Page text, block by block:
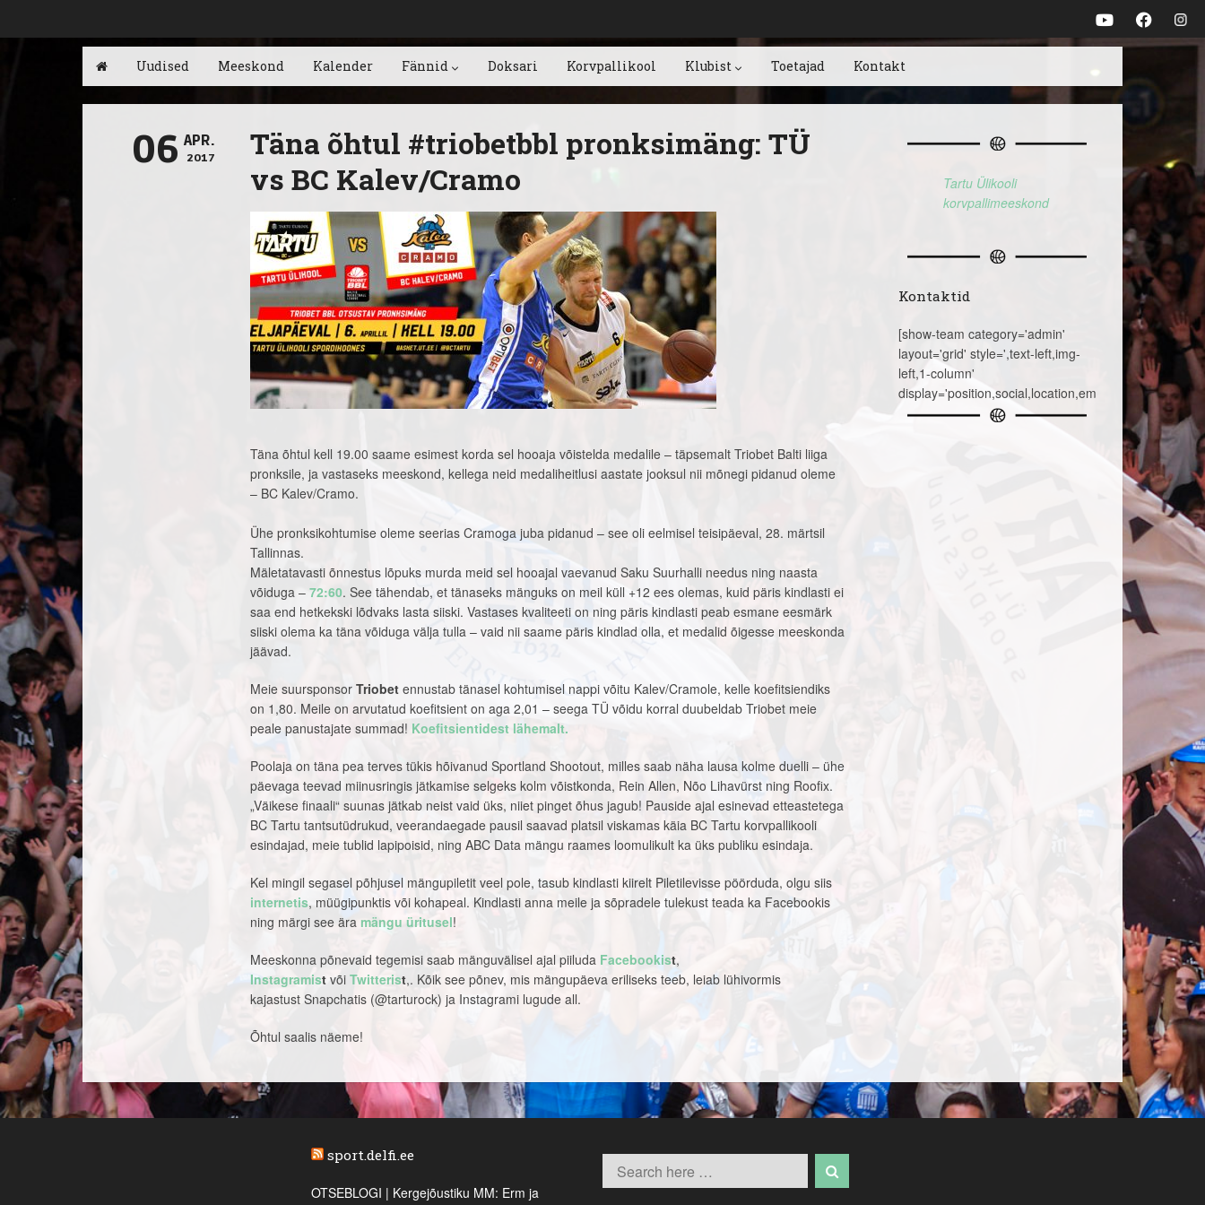
Uudised Meeskond Kalender Fännid Doksari Korvpallikool Klubist Toetajad Kontakt
06 APR.
2017
Täna õhtul #triobetbbl pronksimäng: TÜ
vs BC Kalev/Cramo
Täna õhtul kell 19.00 saame esimest korda sel hooaja võistelda medalile – täpsemalt Triobet Balti liiga
pronksile, ja vastaseks meeskond, kellega neid medaliheitlusi aastate jooksul nii mõnegi pidanud oleme
– BC Kalev/Cramo.
Ühe pronksikohtumise oleme seerias Cramoga juba pidanud – see oli eelmisel teisipäeval, 28. märtsil
Tallinnas.
Mäletatavasti õnnestus lõpuks murda meid sel hooajal vaevanud Saku Suurhalli needus ning naasta
võiduga – 72:60. See tähendab, et tänaseks mänguks on meil küll +12 ees olemas, kuid päris kindlasti ei
saa end hetkekski lõdvaks lasta siiski. Vastases kvaliteeti on ning päris kindlasti peab esmane eesmärk
siiski olema ka täna võiduga välja tulla – vaid nii saame päris kindlad olla, et medalid õigesse meeskonda
jäävad.
Meie suursponsor Triobet ennustab tänasel kohtumisel nappi võitu Kalev/Cramole, kelle koefitsiendiks
on 1,80. Meile on arvutatud koefitsient on aga 2,01 – seega TÜ võidu korral duubeldab Triobet meie
peale panustajate summad! Koefitsientidest lähemalt.
Poolaja on täna pea terves tükis hõivanud Sportland Shootout, milles saab näha lausa kolme duelli – ühe
päevaga teevad miinusringis jätkamise selgeks kolm võistkonda, Rein Allen, Nõo Lihavürst ning Roofix.
„Väikese finaali“ suunas jätkab neist vaid üks, niiet pinget õhus jagub! Pauside ajal esinevad etteastetega
BC Tartu tantsutüdrukud, veerandaegade pausil saavad platsil viskamas käia BC Tartu korvpallikooli
esindajad, meie tublid lapipoisid, ning ABC Data mängu raames loomulikult ka üks publiku esindaja.
Kel mingil segasel põhjusel mängupiletit veel pole, tasub kindlasti kiirelt Piletilevisse pöörduda, olgu siis
internetis, müügipunktis või kohapeal. Kindlasti anna meile ja sõpradele tulekust teada ka Facebookis
ning märgi see ära mängu üritusel!
Meeskonna põnevaid tegemisi saab mänguvälisel ajal piiluda Facebookist,
Instagramist või Twitterist,. Kõik see põnev, mis mängupäeva eriliseks teeb, leiab lühivormis
kajastust Snapchatis (@tarturock) ja Instagrami lugude all.
Õhtul saalis näeme!
Tartu Ülikooli
korvpallimeeskond
Kontaktid
[show-team category='admin'
layout='grid' style=',text-left,img-
left,1-column'
sport.delfi.ee
OTSEBLOGI | Kergejõustiku MM: Erm ja